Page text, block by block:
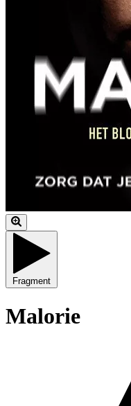
Fragment
Malorie